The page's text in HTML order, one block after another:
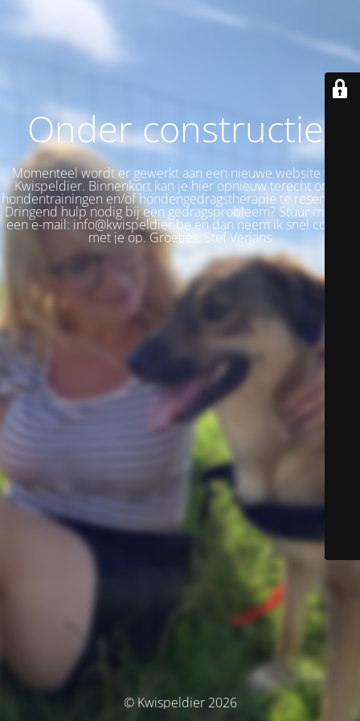
Onder constructie!
Momenteel wordt er gewerkt aan een nieuwe website voor
Kwispeldier. Binnenkort kan je hier opnieuw terecht om je
hondentrainingen en/of hondengedragstherapie te reserveren.
Dringend hulp nodig bij een gedragsprobleem? Stuur me dan
een e-mail: info@kwispeldier.be en dan neem ik snel contact
met je op. Groetjes, Stef Verjans
© Kwispeldier 2026